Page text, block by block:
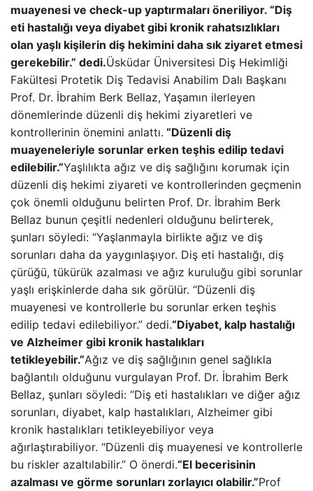
muayenesi ve check-up yaptırmaları öneriliyor. “Diş
eti hastalığı veya diyabet gibi kronik rahatsızlıkları
olan yaşlı kişilerin diş hekimini daha sık ziyaret etmesi
gerekebilir.” dedi.Üsküdar Üniversitesi Diş Hekimliği
Fakültesi Protetik Diş Tedavisi Anabilim Dalı Başkanı
Prof. Dr. İbrahim Berk Bellaz, Yaşamın ilerleyen
dönemlerinde düzenli diş hekimi ziyaretleri ve
kontrollerinin önemini anlattı. “Düzenli diş
muayeneleriyle sorunlar erken teşhis edilip tedavi
edilebilir.”Yaşlılıkta ağız ve diş sağlığını korumak için
düzenli diş hekimi ziyareti ve kontrollerinden geçmenin
çok önemli olduğunu belirten Prof. Dr. İbrahim Berk
Bellaz bunun çeşitli nedenleri olduğunu belirterek,
şunları söyledi: “Yaşlanmayla birlikte ağız ve diş
sorunları daha da yaygınlaşıyor. Diş eti hastalığı, diş
çürüğü, tükürük azalması ve ağız kuruluğu gibi sorunlar
yaşlı erişkinlerde daha sık görülür. “Düzenli diş
muayenesi ve kontrollerle bu sorunlar erken teşhis
edilip tedavi edilebiliyor.” dedi.“Diyabet, kalp hastalığı
ve Alzheimer gibi kronik hastalıkları
tetikleyebilir.”Ağız ve diş sağlığının genel sağlıkla
bağlantılı olduğunu vurgulayan Prof. Dr. İbrahim Berk
Bellaz, şunları söyledi: “Diş eti hastalıkları ve diğer ağız
sorunları, diyabet, kalp hastalıkları, Alzheimer gibi
kronik hastalıkları tetikleyebiliyor veya
ağırlaştırabiliyor. “Düzenli diş muayenesi ve kontrollerle
bu riskler azaltılabilir.” O önerdi.“El becerisinin
azalması ve görme sorunları zorlayıcı olabilir.”Prof